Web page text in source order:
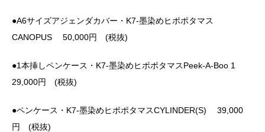
●A6サイズアジェンダカバー・K7-墨染めヒポポタマス
CANOPUS 50,000円 (税抜)
●1本挿しペンケース・K7-墨染めヒポポタマスPeek-A-Boo 1
29,000円 (税抜)
●ペンケース・K7-墨染めヒポポタマスCYLINDER(S) 39,000
円 (税抜)